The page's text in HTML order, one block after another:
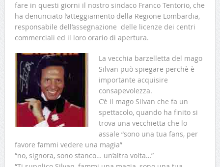
fare in questi giorni il nostro sindaco Franco Tentorio, che
ha denunciato l’atteggiamento della Regione Lombardia,
responsabile dell’assegnazione delle licenze dei centri
commerciali ed il loro orario di apertura.
La vecchia barzelletta del mago
Silvan può spiegare perchè è
importante acquisire
consapevolezza.
C’è il mago Silvan che fa un
spettacolo, quando ha finito si
trova una vecchietta che lo
assale “sono una tua fans, per
favore fammi vedere una magia”
“no, signora, sono stanco… un’altra volta…”